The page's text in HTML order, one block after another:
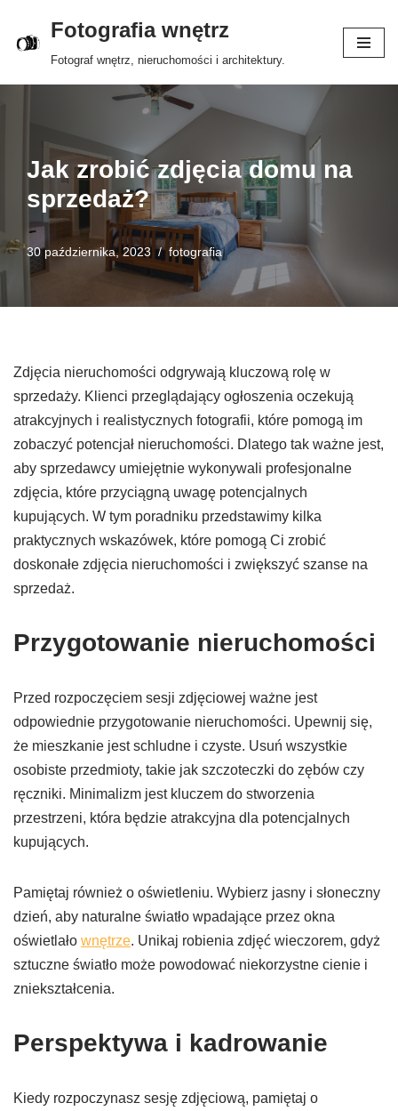
Przejdź
Fotografia wnętrz
Fotograf wnętrz, nieruchomości i architektury.
Jak zrobić zdjęcia domu na
sprzedaż?
30 października, 2023 fotografia
Zdjęcia nieruchomości odgrywają kluczową rolę w
sprzedaży. Klienci przeglądający ogłoszenia oczekują
atrakcyjnych i realistycznych fotografii, które pomogą im
zobaczyć potencjał nieruchomości. Dlatego tak ważne jest,
aby sprzedawcy umiejętnie wykonywali profesjonalne
zdjęcia, które przyciągną uwagę potencjalnych
kupujących. W tym poradniku przedstawimy kilka
praktycznych wskazówek, które pomogą Ci zrobić
doskonałe zdjęcia nieruchomości i zwiększyć szanse na
sprzedaż.
Przygotowanie nieruchomości
Przed rozpoczęciem sesji zdjęciowej ważne jest
odpowiednie przygotowanie nieruchomości. Upewnij się,
że mieszkanie jest schludne i czyste. Usuń wszystkie
osobiste przedmioty, takie jak szczoteczki do zębów czy
ręczniki. Minimalizm jest kluczem do stworzenia
przestrzeni, która będzie atrakcyjna dla potencjalnych
kupujących.
Pamiętaj również o oświetleniu. Wybierz jasny i słoneczny
dzień, aby naturalne światło wpadające przez okna
oświetlało wnętrze. Unikaj robienia zdjęć wieczorem, gdyż
sztuczne światło może powodować niekorzystne cienie i
zniekształcenia.
Perspektywa i kadrowanie
Kiedy rozpoczynasz sesję zdjęciową, pamiętaj o